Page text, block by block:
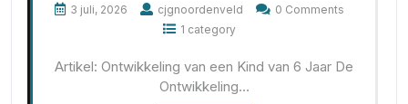
3 juli, 2026 cjgnoordenveld
0 Comments
1 category
Artikel: Ontwikkeling van een Kind van 6 Jaar De
Ontwikkeling…